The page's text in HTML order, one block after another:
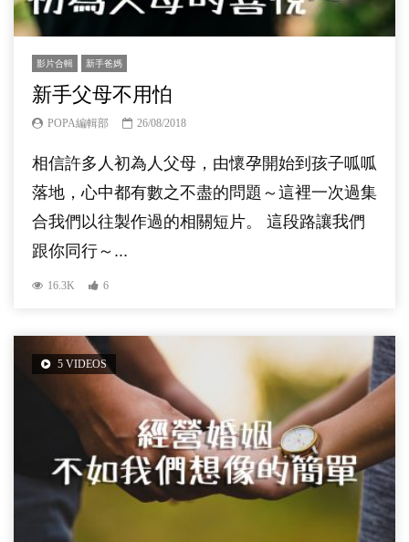
影片合輯 新手爸媽
新手父母不用怕
POPA編輯部 26/08/2018
相信許多人初為人父母，由懷孕開始到孩子呱呱
落地，心中都有數之不盡的問題～這裡一次過集
合我們以往製作過的相關短片。 這段路讓我們
跟你同行～...
16.3K 6
5 VIDEOS